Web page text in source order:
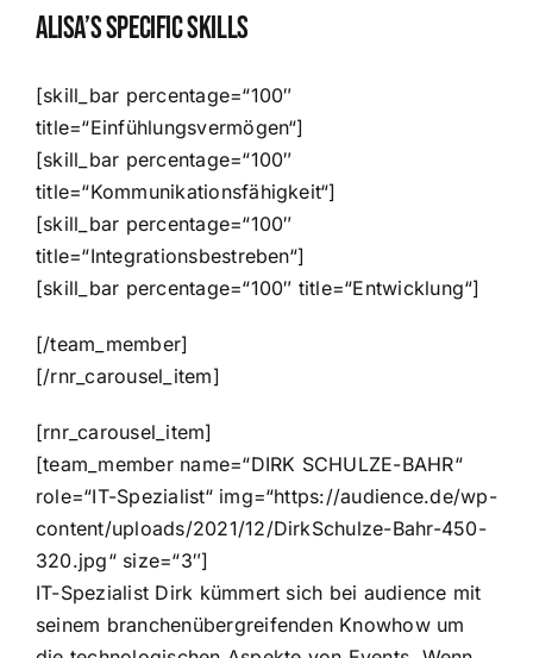
Alisa’s Specific Skills
[skill_bar percentage=“100″
title=“Einfühlungsvermögen“]
[skill_bar percentage=“100″
title=“Kommunikationsfähigkeit“]
[skill_bar percentage=“100″
title=“Integrationsbestreben“]
[skill_bar percentage=“100″ title=“Entwicklung“]
[/team_member]
[/rnr_carousel_item]
[rnr_carousel_item]
[team_member name=“DIRK SCHULZE-BAHR“
role=“IT-Spezialist“ img=“https://audience.de/wp-
content/uploads/2021/12/DirkSchulze-Bahr-450-
320.jpg“ size=“3″]
IT-Spezialist Dirk kümmert sich bei audience mit
seinem branchenübergreifenden Knowhow um